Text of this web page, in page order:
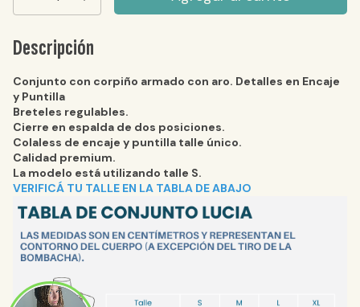
Descripción
Conjunto con corpiño armado con aro. Detalles en Encaje
y Puntilla
Breteles regulables.
Cierre en espalda de dos posiciones.
Colaless de encaje y puntilla talle único.
Calidad premium.
La modelo está utilizando talle S.
VERIFICÁ TU TALLE EN LA TABLA DE ABAJO